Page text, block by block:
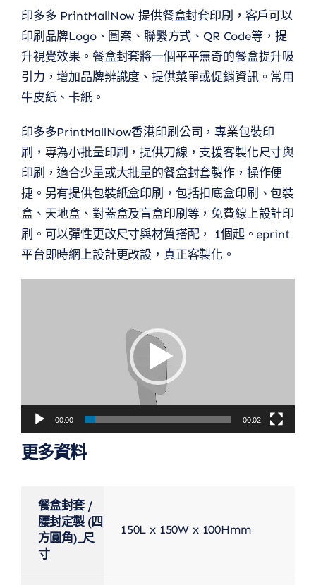
印多多 PrintMallNow 提供餐盒封套印刷，客戶可以
印刷品牌Logo、圖案、聯繫方式、QR Code等，提
升視覺效果。餐盒封套將一個平平無奇的餐盒提升吸
引力，增加品牌辨識度、提供菜單或促銷資訊。常用
牛皮紙、卡紙。
印多多PrintMallNow香港印刷公司，專業包裝印
刷，專為小批量印刷，提供刀線，支援客製化尺寸與
印刷，適合少量或大批量的餐盒封套製作，操作便
捷。另有提供包裝紙盒印刷，包括扣底盒印刷、包裝
盒、天地盒、對蓋盒及盲盒印刷等，免費線上設計印
刷。可以彈性更改尺寸與材質搭配， 1個起。eprint
平台即時網上設計更改設，真正客製化。
00:00 00:02
更多資料
餐盒封套 /
腰封定製 (四
方圓角)_尺
寸
150L x 150W x 100Hmm